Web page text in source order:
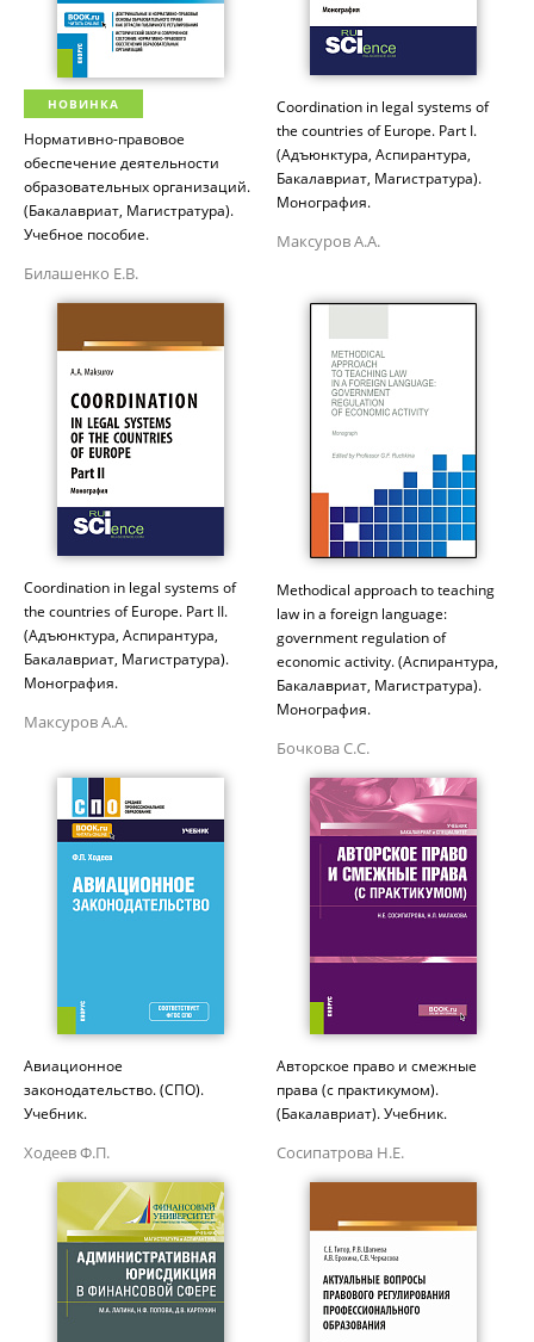
НОВИНКА
Нормативно-правовое
обеспечение деятельности
образовательных организаций.
(Бакалавриат, Магистратура).
Учебное пособие.
Билашенко Е.В.
Coordination in legal systems of
the countries of Europe. Part I.
(Адъюнктура, Аспирантура,
Бакалавриат, Магистратура).
Монография.
Максуров А.А.
Coordination in legal systems of
the countries of Europe. Part II.
(Адъюнктура, Аспирантура,
Бакалавриат, Магистратура).
Монография.
Максуров А.А.
Methodical approach to teaching
law in a foreign language:
government regulation of
economic activity. (Аспирантура,
Бакалавриат, Магистратура).
Монография.
Бочкова С.С.
Авиационное
законодательство. (СПО).
Учебник.
Ходеев Ф.П.
Авторское право и смежные
права (с практикумом).
(Бакалавриат). Учебник.
Сосипатрова Н.Е.